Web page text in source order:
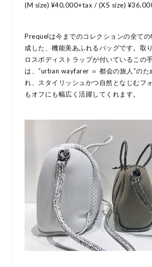
(M size) ¥40,000+tax / (XS size)
Prequelは今までのコレクションの全て
成した、機能美あふれるバッグです。取
ロスボディストラップが付いているこの
は、“urban wayfarer ＝ 都会の旅人”のた
れ、スタイリッシュかつ自然となじむフ
もオフにも幅広く活躍してくれます。